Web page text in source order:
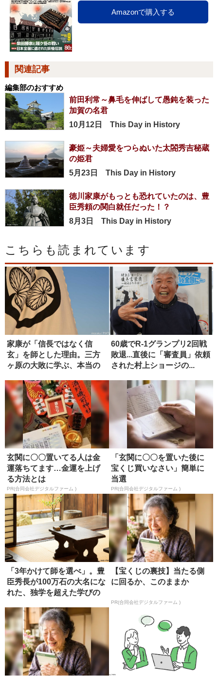
Amazonで購入する
関連記事
編集部のおすすめ
前田利常～鼻毛を伸ばして愚鈍を装った
加賀の名君
10月12日 This Day in History
豪姫～夫婦愛をつらぬいた太閤秀吉秘蔵
の姫君
5月23日 This Day in History
徳川家康がもっとも恐れていたのは、豊
臣秀頼の関白就任だった！？
8月3日 This Day in History
こちらも読まれています
家康が「信長ではなく信
玄」を師とした理由。三方
ヶ原の大敗に学ぶ、本当の
60歳でR-1グランプリ2回戦
敗退...直後に「審査員」依頼
された村上ショージの...
玄関に〇〇置いてる人は金
運落ちてます…金運を上げ
る方法とは
PR(合同会社デジタルファーム )
「玄関に〇〇を置いた後に
宝くじ買いなさい」簡単に
当選
PR(合同会社デジタルファーム )
「3年かけて師を選べ」。豊
臣秀長が100万石の大名にな
れた、独学を超えた学びの
【宝くじの裏技】当たる側
に回るか、このままか
PR(合同会社デジタルファーム )